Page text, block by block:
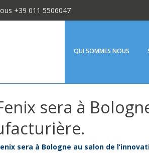
+39 011 5506047
QUI SOMMES NOUS
sera à
Fenix sera à Bologne au salon de